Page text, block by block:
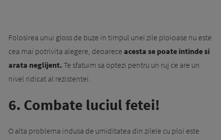
Folosirea unui gloss de buze in timpul unei zile ploioase nu este
cea mai potrivita alegere, deoarece acesta se poate intinde si
arata neglijent. Te sfatuim sa optezi pentru un ruj ce are un
nivel ridicat al rezistentei.
6. Combate luciul fetei!
O alta problema indusa de umiditatea din zilele cu ploi este